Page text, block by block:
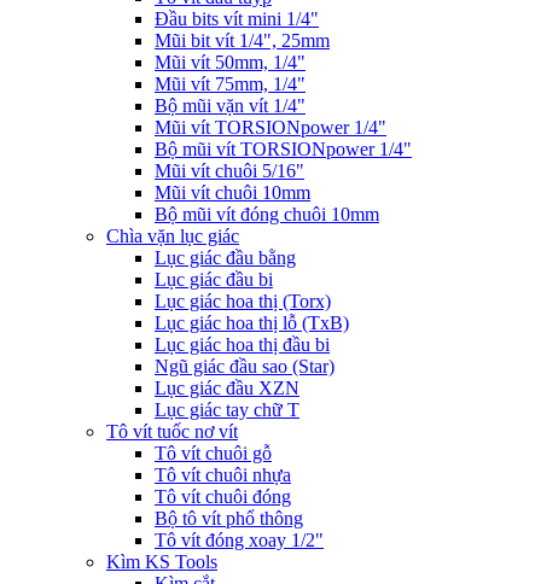
Đầu bits vít mini 1/4"
Mũi bit vít 1/4", 25mm
Mũi vít 50mm, 1/4"
Mũi vít 75mm, 1/4"
Bộ mũi vặn vít 1/4"
Mũi vít TORSIONpower 1/4"
Bộ mũi vít TORSIONpower 1/4"
Mũi vít chuôi 5/16"
Mũi vít chuôi 10mm
Bộ mũi vít đóng chuôi 10mm
Chìa vặn lục giác
Lục giác đầu bằng
Lục giác đầu bi
Lục giác hoa thị (Torx)
Lục giác hoa thị lỗ (TxB)
Lục giác hoa thị đầu bi
Ngũ giác đầu sao (Star)
Lục giác đầu XZN
Lục giác tay chữ T
Tô vít tuốc nơ vít
Tô vít chuôi gỗ
Tô vít chuôi nhựa
Tô vít chuôi đóng
Bộ tô vít phổ thông
Tô vít đóng xoay 1/2"
Kìm KS Tools